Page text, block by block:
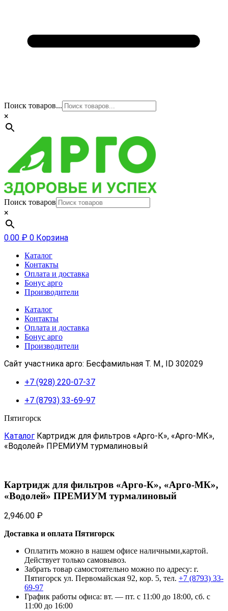
Поиск товаров...
×
Поиск товаров
×
0.00 ₽ 0 Корзина
Каталог
Контакты
Оплата и доставка
Бонус арго
Производители
Каталог
Контакты
Оплата и доставка
Бонус арго
Производители
Сайт участника арго: Бесфамильная Т. М., ID 302029
+7 (928) 220-07-37
+7 (8793) 33-69-97
Пятигорск
Каталог Картридж для фильтров «Арго-К», «Арго-МК»,
«Водолей» ПРЕМИУМ турмалиновый
Картридж для фильтров «Арго-К», «Арго-МК»,
«Водолей» ПРЕМИУМ турмалиновый
2,946.00 ₽
Доставка и оплата Пятигорск
Оплатить можно в нашем офисе наличными,картой.
Действует только самовывоз.
Забрать товар самостоятельно можно по адресу: г.
Пятигорск ул. Первомайская 92, кор. 5, тел. +7 (8793) 33-
69-97
График работы офиса: вт. — пт. с 11:00 до 18:00, сб. с
11:00 до 16:00